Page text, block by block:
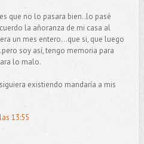
que no lo pasara bien..lo pasé
la añoranza de mi casa al
un mes entero...que si, que luego
soy así, tengo memoria para
lo malo.
existiendo mandaría a mis
13:55